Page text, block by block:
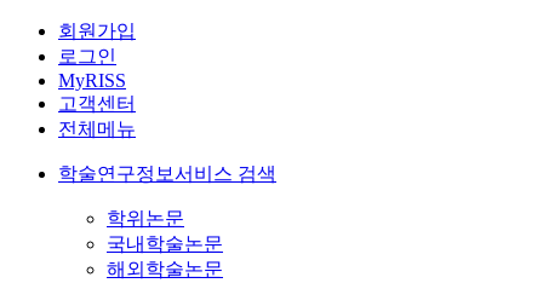
회원가입
로그인
MyRISS
고객센터
전체메뉴
학술연구정보서비스 검색
학위논문
국내학술논문
해외학술논문